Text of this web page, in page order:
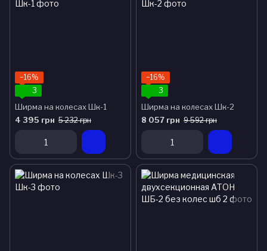
−16%
3
Ширма на колесах Шк-1
4 395 грн 5 232 грн
−16%
3
Ширма на колесах Шк-2
8 057 грн 9 592 грн